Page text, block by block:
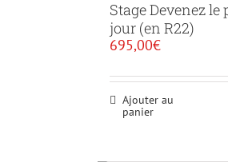
Stage Devenez le
jour (en R22)
695,00€
Ajouter au
panier